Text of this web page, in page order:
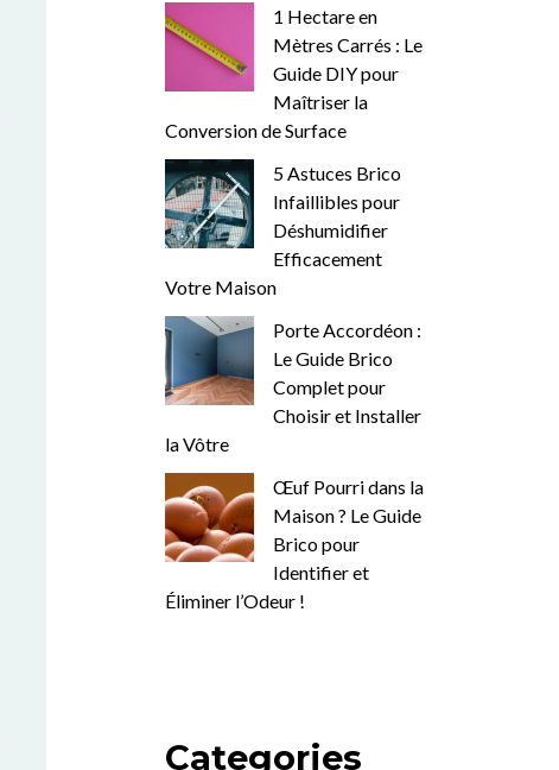
1 Hectare en
Mètres Carrés : Le
Guide DIY pour
Maîtriser la
Conversion de Surface
5 Astuces Brico
Infaillibles pour
Déshumidifier
Efficacement
Votre Maison
Porte Accordéon :
Le Guide Brico
Complet pour
Choisir et Installer
la Vôtre
Œuf Pourri dans la
Maison ? Le Guide
Brico pour
Identifier et
Éliminer l’Odeur !
Categories